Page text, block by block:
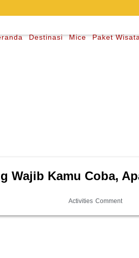
Destinasi Mice Paket
Wajib Kamu Coba,
Activities Comment